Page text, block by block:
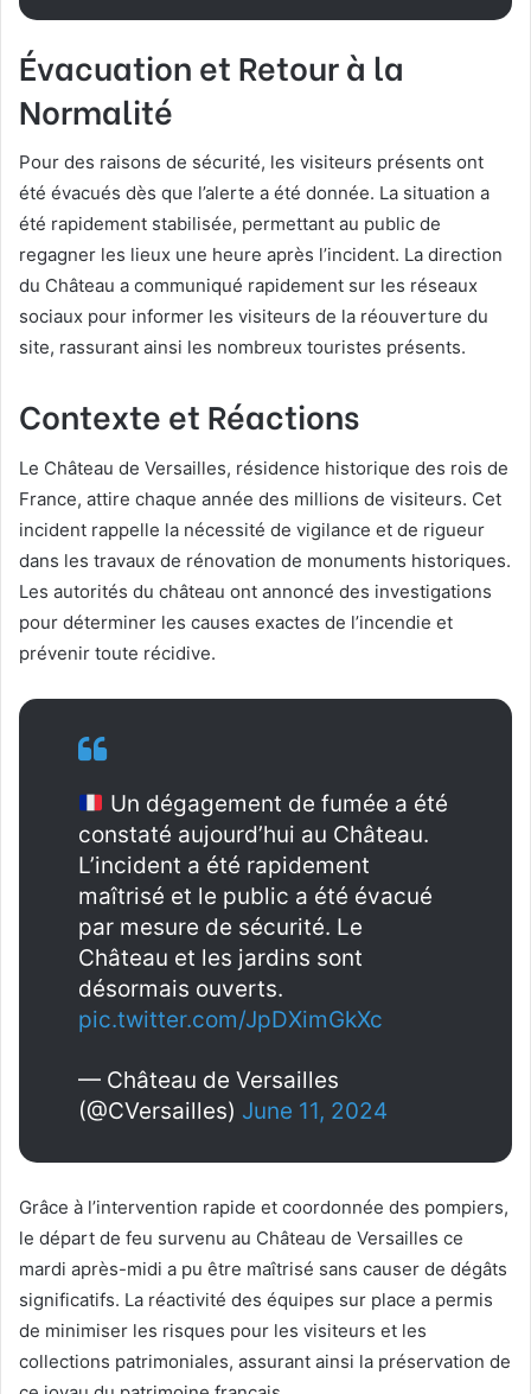
Évacuation et Retour à la
Normalité
Pour des raisons de sécurité, les visiteurs présents ont
été évacués dès que l’alerte a été donnée. La situation a
été rapidement stabilisée, permettant au public de
regagner les lieux une heure après l’incident. La direction
du Château a communiqué rapidement sur les réseaux
sociaux pour informer les visiteurs de la réouverture du
site, rassurant ainsi les nombreux touristes présents.
Contexte et Réactions
Le Château de Versailles, résidence historique des rois de
France, attire chaque année des millions de visiteurs. Cet
incident rappelle la nécessité de vigilance et de rigueur
dans les travaux de rénovation de monuments historiques.
Les autorités du château ont annoncé des investigations
pour déterminer les causes exactes de l’incendie et
prévenir toute récidive.
Un dégagement de fumée a été
constaté aujourd’hui au Château.
L’incident a été rapidement
maîtrisé et le public a été évacué
par mesure de sécurité. Le
Château et les jardins sont
désormais ouverts.
pic.twitter.com/JpDXimGkXc
— Château de Versailles
(@CVersailles) June 11, 2024
Grâce à l’intervention rapide et coordonnée des pompiers,
le départ de feu survenu au Château de Versailles ce
mardi après-midi a pu être maîtrisé sans causer de dégâts
significatifs. La réactivité des équipes sur place a permis
de minimiser les risques pour les visiteurs et les
collections patrimoniales, assurant ainsi la préservation de